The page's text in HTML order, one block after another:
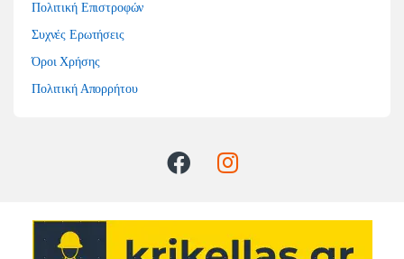
Πολιτική Επιστροφών
Συχνές Ερωτήσεις
Όροι Χρήσης
Πολιτική Απορρήτου